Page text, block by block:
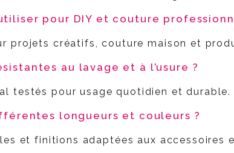
pour DIY et couture
projets créatifs, couture maison et
au lavage et à l’usure ?
testés pour usage quotidien et durable.
longueurs et couleurs ?
et finitions adaptées aux accessoires